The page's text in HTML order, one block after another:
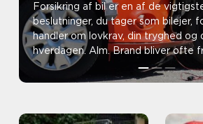
Forsikring af bil er en af de
beslutninger, du tager som bilejer,
handler om lovkrav, din tryghed og
hverdagen. Alm. Brand bliver ofte
e...